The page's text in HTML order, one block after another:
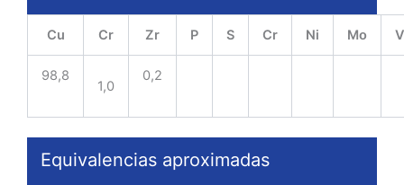
Cu Cr Zr P S Cr Ni Mo V
98,8
1,0
0,2
Equivalencias aproximadas